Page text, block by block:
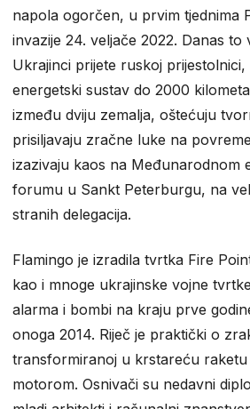
napola ogorčen, u prvim tjednima
invazije 24. veljače 2022. Danas to
Ukrajinci prijete ruskoj prijestolnici,
energetski sustav do 2000
između dviju zemalja, oštećuju
prisiljavaju zračne luke na
izazivaju kaos na Međunarodnom
forumu u Sankt Peterburgu, na
stranih delegacija.
Flamingo je izradila tvrtka Fire
kao i mnoge ukrajinske vojne
alarma i bombi na kraju prve
onoga 2014. Riječ je praktički o
transformiranoj u krstareću raketu
motorom. Osnivači su nedavni